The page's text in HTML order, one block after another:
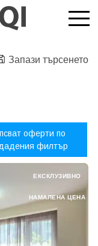
Запази търсенето
оферти по
филтър
ЕКСКЛУЗИВНО
НАМАЛЕНА ЦЕНА